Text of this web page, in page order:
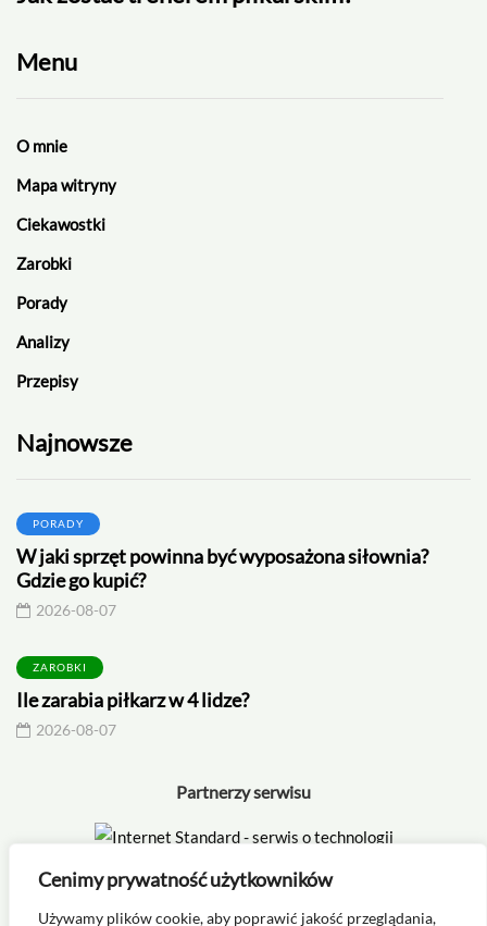
Cenimy prywatność użytkowników
Używamy plików cookie, aby poprawić jakość przeglądania,
Menu
O mnie
Mapa witryny
Ciekawostki
Zarobki
Porady
Analizy
Przepisy
Najnowsze
PORADY
W jaki sprzęt powinna być wyposażona siłownia?
Gdzie go kupić?
2026-08-07
ZAROBKI
Ile zarabia piłkarz w 4 lidze?
2026-08-07
Partnerzy serwisu